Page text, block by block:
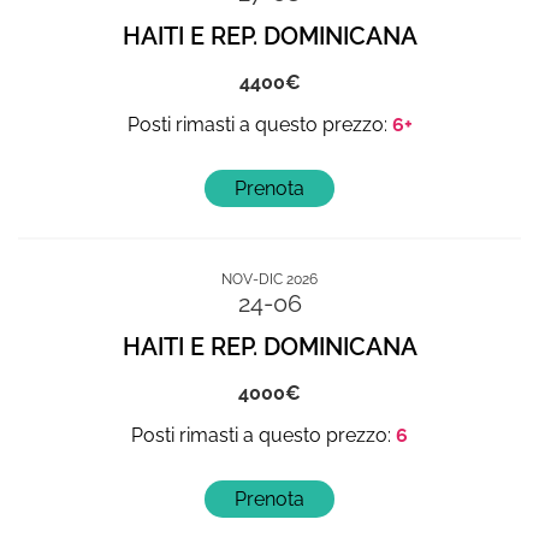
HAITI E REP. DOMINICANA
4400
6+
NOV-DIC 2026
24-06
HAITI E REP. DOMINICANA
4000
6